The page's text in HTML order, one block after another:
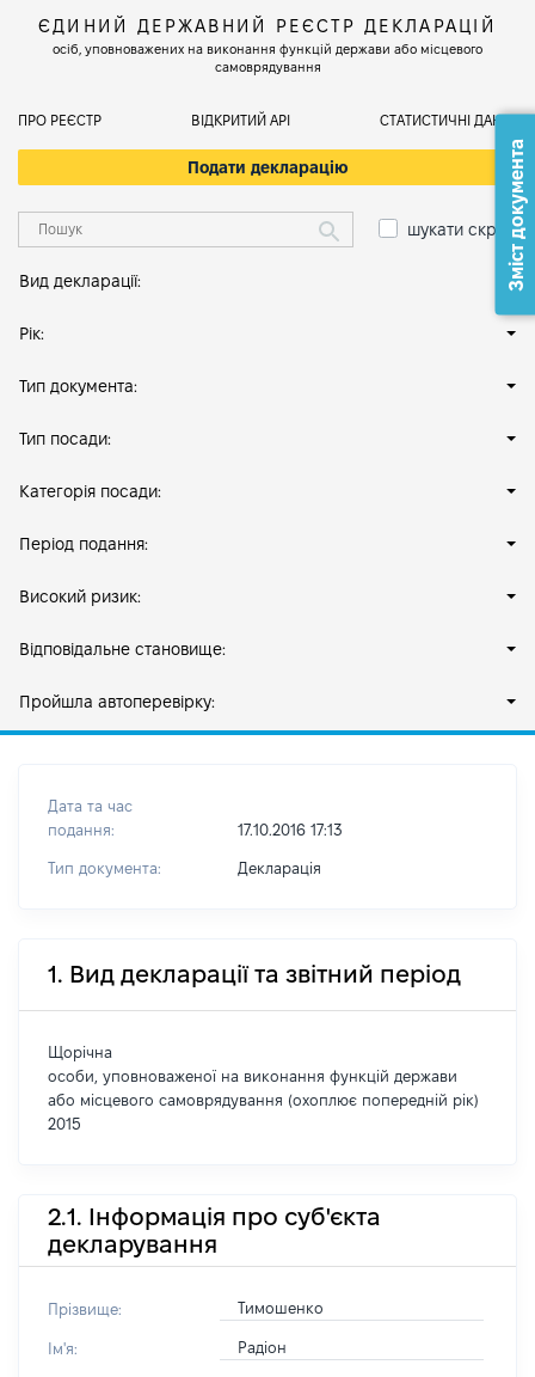
ЄДИНИЙ ДЕРЖАВНИЙ РЕЄСТР ДЕКЛАРАЦІЙ
осіб, уповноважених на виконання функцій держави або місцевого
самоврядування
ПРО РЕЄСТР ВІДКРИТИЙ АРІ СТАТИСТИЧНІ ДАНІ
Подати декларацію
шукати скрізь
Вид декларації:
Рік:
Тип документа:
Тип посади:
Категорія посади:
Період подання:
Високий ризик:
Відповідальне становище:
Пройшла автоперевірку:
Дата та час
подання:
17.10.2016 17:13
Тип документа: Декларація
1. Вид декларації та звітний період
Щорічна
особи, уповноваженої на виконання функцій держави
або місцевого самоврядування (охоплює попередній рік)
2015
2.1. Інформація про суб'єкта
декларування
Прізвище: Тимошенко
Ім'я: Радіон
Зміст документа